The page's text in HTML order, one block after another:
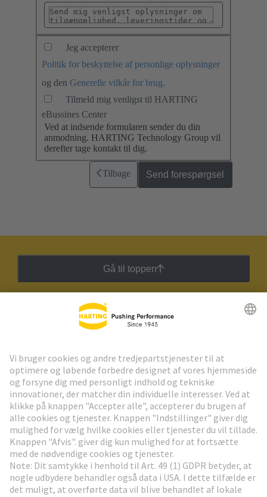
Jeg accepterer
Politik for beskyttelse af personlige oplysninger
og den Generelle vilkår for brug.
Tilmeld mig venligst til HARTING
eBussines Center
Ved at indsende formularen sender du din
anmodning. HARTING Technology Group vil
derefter tage kontakt til dig.
Tilbage Send forespørgsel
Gå til toppen
HARTING Newsletter
Gå til registrering
Social Media